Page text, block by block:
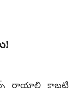
రాయాలి కాబట్టి